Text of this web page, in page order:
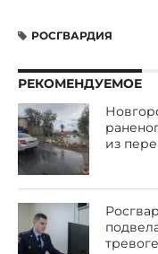
РОСГВАРДИЯ
РЕКОМЕНДУЕМОЕ
из
тревоге